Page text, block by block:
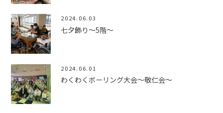
2024.06.03
七夕飾り～5階～
2024.06.01
わくわくボーリング大会～敬仁会～